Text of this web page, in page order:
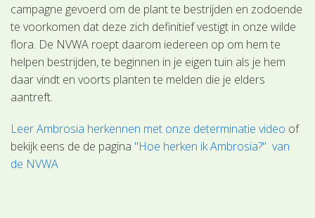
campagne gevoerd om de plant te bestrijden en zodoende
te voorkomen dat deze zich definitief vestigt in onze wilde
flora. De NVWA roept daarom iedereen op om hem te
helpen bestrijden, te beginnen in je eigen tuin als je hem
daar vindt en voorts planten te melden die je elders
aantreft.
Leer Ambrosia herkennen met onze determinatie video of
bekijk eens de de pagina "Hoe herken ik Ambrosia?" van
de NVWA